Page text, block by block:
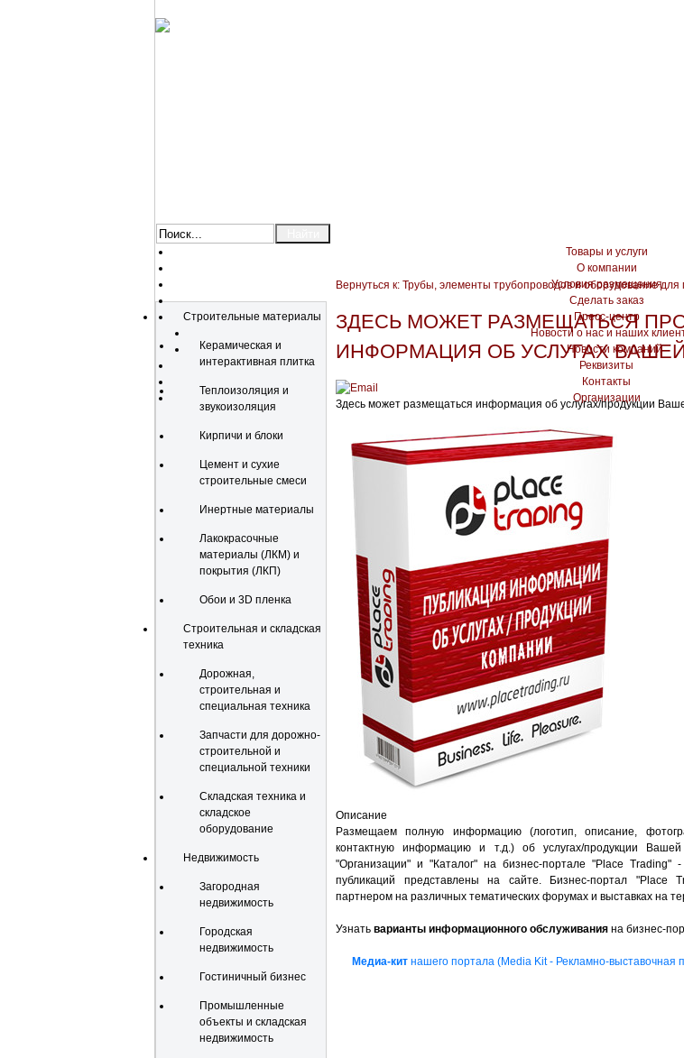
Товары и услуги
О компании
Условия размещения
Сделать заказ
Пресс-центр
Новости о нас и наших
Новости компаний
Реквизиты
Контакты
Организации
Строительные материалы
Керамическая и
интерактивная плитка
Теплоизоляция и
звукоизоляция
Кирпичи и блоки
Цемент и сухие
строительные смеси
Инертные материалы
Лакокрасочные
материалы (ЛКМ) и
покрытия (ЛКП)
Обои и 3D пленка
Строительная и складская
техника
Дорожная,
строительная и
специальная техника
Запчасти для дорожно-
строительной и
специальной техники
Складская техника и
складское
оборудование
Недвижимость
Загородная
недвижимость
Городская
недвижимость
Гостиничный бизнес
Промышленные
объекты и складская
недвижимость
Вернуться к: Трубы, элементы трубопроводов и оборудование для
ЗДЕСЬ МОЖЕТ РАЗМЕЩАТЬСЯ
ИНФОРМАЦИЯ ОБ УСЛУГАХ
Здесь может размещаться информация об услугах/продукции
Описание
Размещаем полную информацию (логотип, описание,
контактную информацию и т.д.) об услугах/продукции Вашей
"Организации" и "Каталог" на бизнес-портале "Place Trading" -
публикаций представлены на сайте. Бизнес-портал "Place
партнером на различных тематических форумах и выставках на
Узнать варианты информационного обслуживания на бизнес-
Медиа-кит нашего портала (Media Kit - Рекламно-выставочная